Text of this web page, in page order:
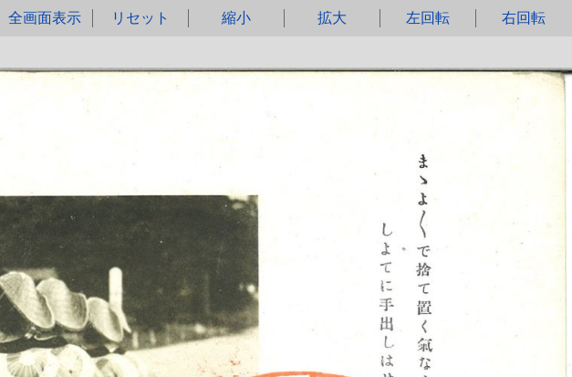
全画面表示 リセット 縮小 拡大 左回転 右回転